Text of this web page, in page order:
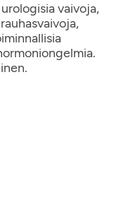
vaivoja,